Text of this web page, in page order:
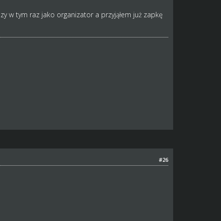
w tym raz jako organizator a przyjąłem już zapkę
#26